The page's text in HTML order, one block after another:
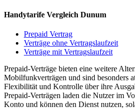
Handytarife Vergleich Dunum
Prepaid Vertrag
Verträge ohne Vertragslaufzeit
Verträge mit Vertragslaufzeit
Prepaid-Verträge bieten eine weitere
Mobilfunkverträgen und sind besonders
Flexibilität und Kontrolle über ihre
Prepaid-Verträgen laden die Nutzer im
Konto und können den Dienst nutzen,